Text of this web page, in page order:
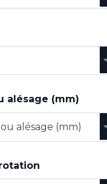
alésage (mm)
alésage (mm)